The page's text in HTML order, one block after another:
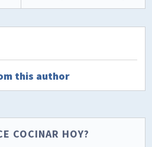
this author
COCINAR HOY?